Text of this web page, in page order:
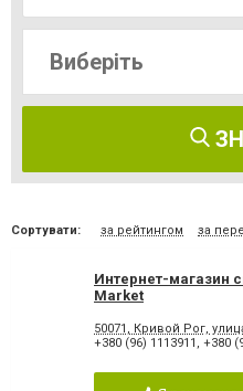
Сортувати: за рейтингом за
Интернет-магазин
Market
50071, Кривой Рог,
+380 (96) 1113911 , +380